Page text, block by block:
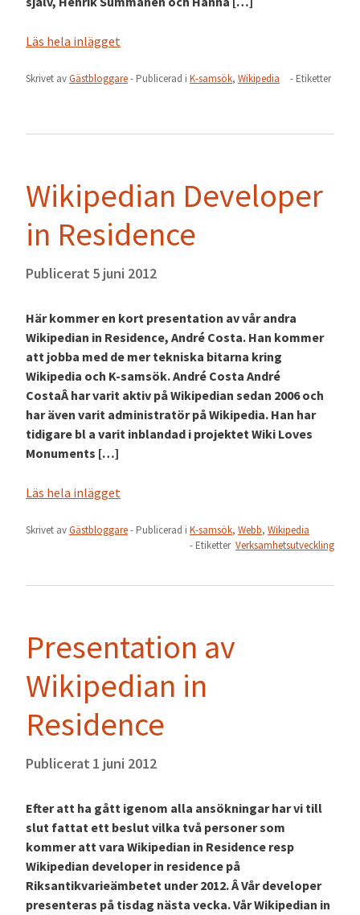
Läs hela inlägget
Skrivet avGästbloggare- Publicerad i K-samsök, Wikipedia - Etiketter
Wikipedian Developer
in Residence
Publicerat 5 juni 2012
Här kommer en kort presentation av vår andra
Wikipedian in Residence, André Costa. Han kommer
att jobba med de mer tekniska bitarna kring
Wikipedia och K-samsök. André Costa André
CostaÂ har varit aktiv på Wikipedian sedan 2006 och
har även varit administratör på Wikipedia. Han har
tidigare bl a varit inblandad i projektet Wiki Loves
Monuments […]
Läs hela inlägget
Skrivet avGästbloggare- Publicerad i K-samsök, Webb, Wikipedia
- Etiketter Verksamhetsutveckling
Presentation av
Wikipedian in
Residence
Publicerat 1 juni 2012
Efter att ha gått igenom alla ansökningar har vi till
slut fattat ett beslut vilka två personer som
kommer att vara Wikipedian in Residence resp
Wikipedian developer in residence på
Riksantikvarieämbetet under 2012. Â Vår developer
presenteras på tisdag nästa vecka. Vår Wikipedian in